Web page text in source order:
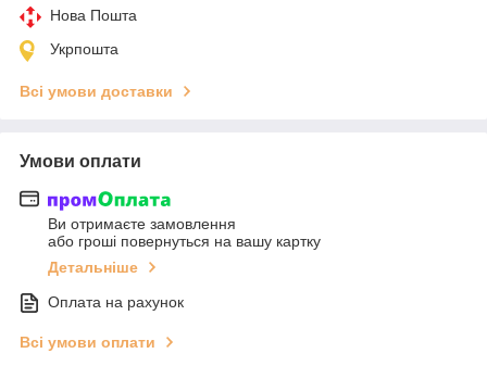
Нова Пошта
Укрпошта
Всі умови доставки
Умови оплати
Ви отримаєте замовлення
або гроші повернуться на вашу картку
Детальніше
Оплата на рахунок
Всі умови оплати